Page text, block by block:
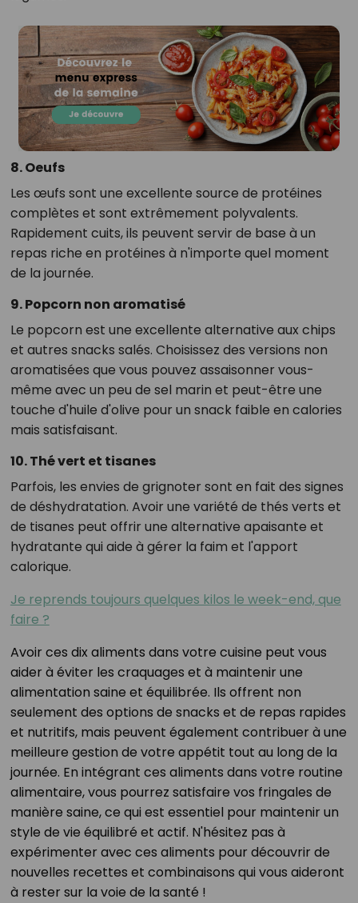
8. Oeufs
Les œufs sont une excellente source de protéines
complètes et sont extrêmement polyvalents.
Rapidement cuits, ils peuvent servir de base à un
repas riche en protéines à n'importe quel moment
de la journée.
9. Popcorn non aromatisé
Le popcorn est une excellente alternative aux chips
et autres snacks salés. Choisissez des versions non
aromatisées que vous pouvez assaisonner vous-
même avec un peu de sel marin et peut-être une
touche d'huile d'olive pour un snack faible en calories
mais satisfaisant.
10. Thé vert et tisanes
Parfois, les envies de grignoter sont en fait des signes
de déshydratation. Avoir une variété de thés verts et
de tisanes peut offrir une alternative apaisante et
hydratante qui aide à gérer la faim et l'apport
calorique.
Je reprends toujours quelques kilos le week-end, que
faire ?
Avoir ces dix aliments dans votre cuisine peut vous
aider à éviter les craquages et à maintenir une
alimentation saine et équilibrée. Ils offrent non
seulement des options de snacks et de repas rapides
et nutritifs, mais peuvent également contribuer à une
meilleure gestion de votre appétit tout au long de la
journée. En intégrant ces aliments dans votre routine
alimentaire, vous pourrez satisfaire vos fringales de
manière saine, ce qui est essentiel pour maintenir un
style de vie équilibré et actif. N'hésitez pas à
expérimenter avec ces aliments pour découvrir de
nouvelles recettes et combinaisons qui vous aideront
à rester sur la voie de la santé !